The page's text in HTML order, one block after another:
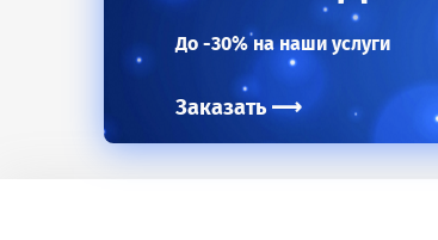
До -30% на наши услуги
Заказать⟶